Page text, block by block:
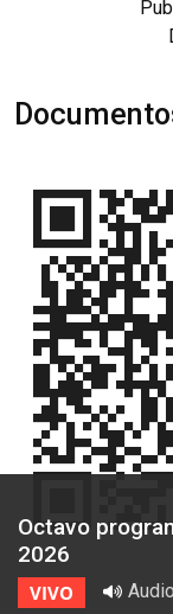
Octavo
2026
VIVO Audio